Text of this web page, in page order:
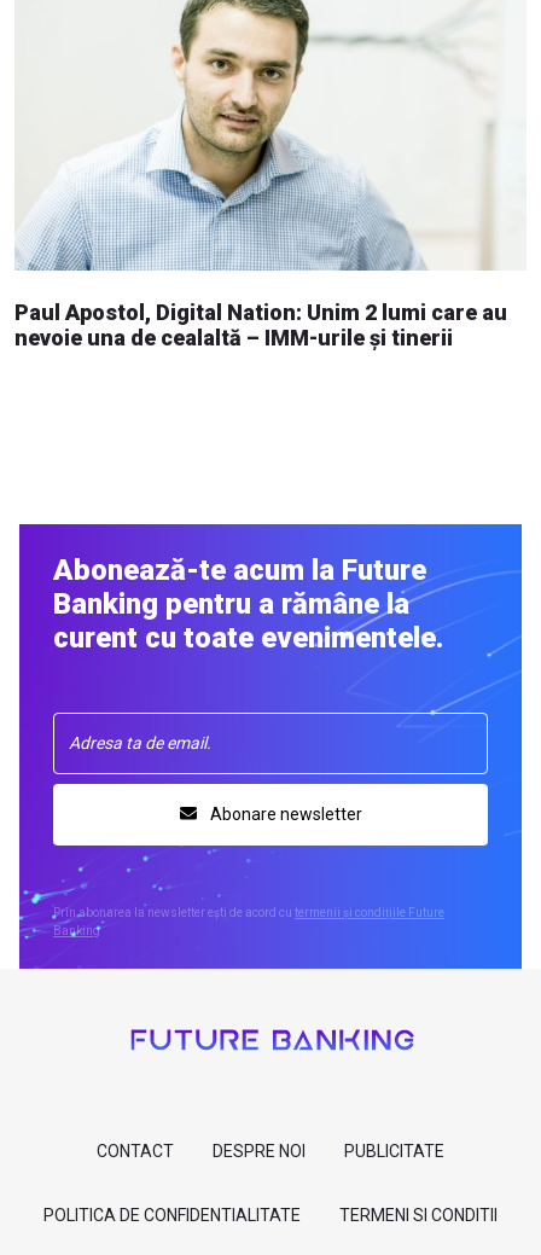
Paul Apostol, Digital Nation: Unim 2 lumi care au
nevoie una de cealaltă – IMM-urile și tinerii
Abonează-te acum la Future
Banking pentru a rămâne la
curent cu toate evenimentele.
Abonare newsletter
Prin abonarea la newsletter ești de acord cu termenii și condițiile Future
Banking
CONTACT DESPRE NOI PUBLICITATE
POLITICA DE CONFIDENTIALITATE TERMENI SI CONDITII